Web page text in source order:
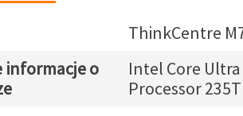
ThinkCentre
informacje o
Intel Core Ultra
Processor 235T